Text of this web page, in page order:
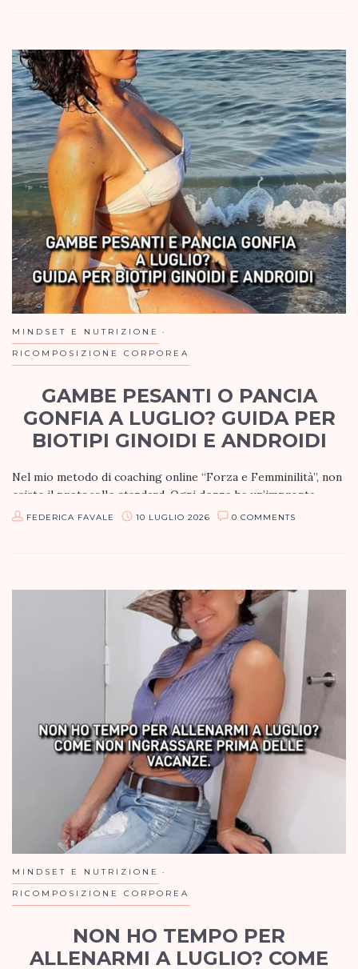
MINDSET E NUTRIZIONE
RICOMPOSIZIONE CORPOREA
GAMBE PESANTI O PANCIA
GONFIA A LUGLIO? GUIDA PER
BIOTIPI GINOIDI E ANDROIDI
Nel mio metodo di coaching online “Forza e Femminilità”, non
esiste il protocollo standard. Ogni donna ha un’impronta
ormonale e circolatoria unica. Il caldo di luglio mette a dura…
FEDERICA FAVALE 10 LUGLIO 2026 0 COMMENTS
MINDSET E NUTRIZIONE
RICOMPOSIZIONE CORPOREA
NON HO TEMPO PER
ALLENARMI A LUGLIO? COME